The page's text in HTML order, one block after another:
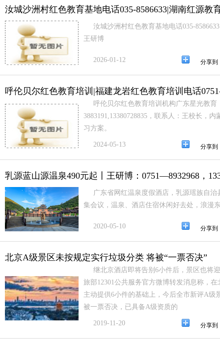
汝城沙洲村红色教育基地电话035-8586633|湖南红源教
汝城沙洲村红色教育基地电话035-
王研博
2026-01-12 分享到
呼伦贝尔红色教育培训|福建龙岩红色教育培训电话
呼伦贝尔红色教育培训机构广东星光教育
3883191,13380728835，联系人：王校长，
习方案。
2024-05-13 分享到
乳源蓝山源温泉490元起丨王研博：0751—8932968，
广东省网红温泉度假酒店，乳源瑶族自
集会议，温泉、酒店住宿休闲好去处，浪漫
2020-05-10 分享到
北京A级景区未按规定实行垃圾分类 将被“一票否决”
继北京酒店即将告别6小件后，景区也将
旅部12301公共服务官方微博转发消息称，
主动提供6小件的基础上，今后全市新评A级
被一票否决，已具备A级资质的
2019-11-20 分享到